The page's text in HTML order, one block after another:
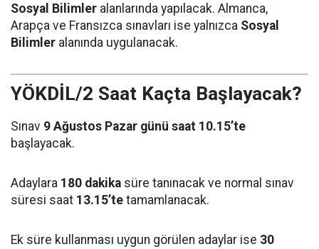
Sosyal Bilimler alanlarında yapılacak. Almanca,
Arapça ve Fransızca sınavları ise yalnızca Sosyal
Bilimler alanında uygulanacak.
YÖKDİL/2 Saat Kaçta Başlayacak?
Sınav 9 Ağustos Pazar günü saat 10.15’te
başlayacak.
Adaylara 180 dakika süre tanınacak ve normal sınav
süresi saat 13.15’te tamamlanacak.
Ek süre kullanması uygun görülen adaylar ise 30